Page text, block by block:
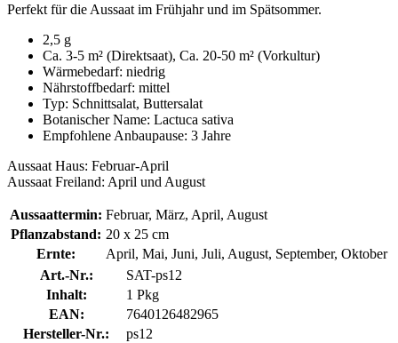
Perfekt für die Aussaat im Frühjahr und im Spätsommer.
2,5 g
Ca. 3-5 m² (Direktsaat), Ca. 20-50 m² (Vorkultur)
Wärmebedarf: niedrig
Nährstoffbedarf: mittel
Typ: Schnittsalat, Buttersalat
Botanischer Name: Lactuca sativa
Empfohlene Anbaupause: 3 Jahre
Aussaat Haus: Februar-April
Aussaat Freiland: April und August
Aussaattermin: Februar, März, April, August
Pflanzabstand: 20 x 25 cm
Ernte:
April, Mai, Juni, Juli, August, September, Oktober
Art.-Nr.:
SAT-ps12
Inhalt:
1 Pkg
EAN:
7640126482965
Hersteller-Nr.:
ps12